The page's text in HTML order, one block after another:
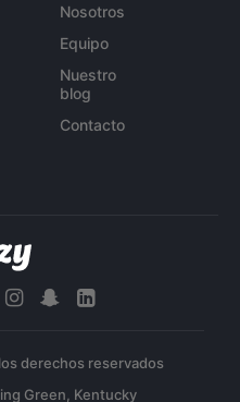
Nosotros
Equipo
Nuestro
blog
Contacto
derechos reservados